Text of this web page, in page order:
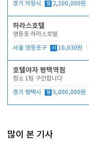
경기 의왕시 월 2,500,000원
하라스호텔
영등포 하라스호텔
서울 영등포구 시 10,030원
호텔야자 평택역점
청소 1팀 구인합니다
경기 평택시 월 5,000,000원
많이 본 기사